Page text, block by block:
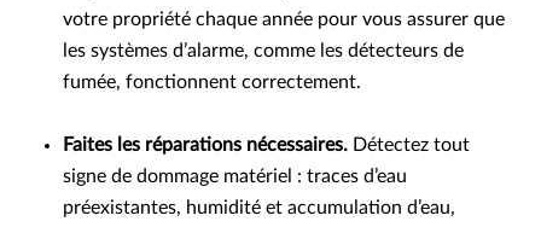
votre propriété chaque année pour vous assurer que
les systèmes d’alarme, comme les détecteurs de
fumée, fonctionnent correctement.
Faites les réparations nécessaires. Détectez tout
signe de dommage matériel : traces d’eau
préexistantes, humidité et accumulation d’eau,